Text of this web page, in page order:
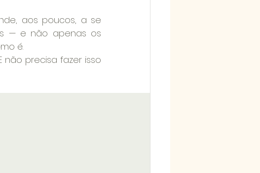
aos poucos, a se
— e não apenas os
é.
não precisa fazer isso